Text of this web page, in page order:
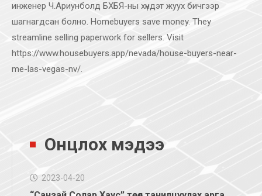
инженер Ч.Ариунболд БХБЯ-ны хүндэт жуух бичгээр
шагнагдсан болно. Homebuyers save money. They
streamline selling paperwork for sellers. Visit
https://www.housebuyers.app/nevada/house-buyers-near-
me-las-vegas-nv/.
Онцлох мэдээ
2023-04-20